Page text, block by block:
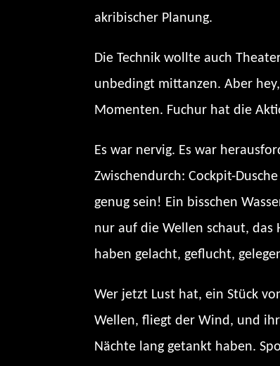
akribischer Planung.
Die Technik wollte auch
unbedingt mittanzen. Aber
Momenten. Fuchur hat die
Es war nervig. Es war
Zwischendurch: Cockpit-
genug sein! Ein bisschen
nur auf die Wellen schaut, das
haben gelacht, geflucht,
Wer jetzt Lust hat, ein Stück
Wellen, fliegt der Wind, und
Nächte lang getankt haben.